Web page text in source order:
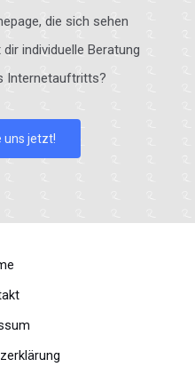
die sich sehen
individuelle Beratung
Internetauftritts?
uns jetzt!